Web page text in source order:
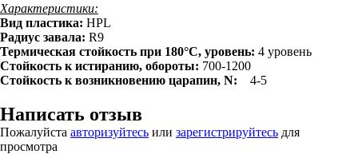
Характеристики:
Вид пластика: HPL
Радиус завала: R9
Термическая стойкость при 180°C, уровень: 4 уровень
Стойкость к истиранию, обороты: 700-1200
Стойкость к возникновению царапин, N: 4-5
Написать отзыв
Пожалуйста авторизуйтесь или зарегистрируйтесь для
просмотра